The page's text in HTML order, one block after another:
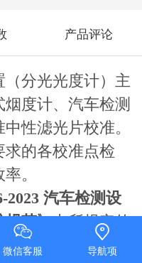
产品评论
分光光度计）主
度计、汽车检测
性滤光片校准。
的各校准点检
。
2023 汽车检测设
规范》中所规定的
微信客服 导航项